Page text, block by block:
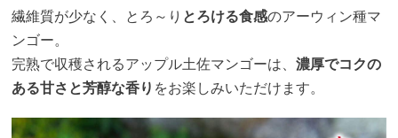
繊維質が少なく、とろ～り とろける食感のアーウィン種マ
ンゴー。
完熟で収穫されるアップル土佐マンゴーは、 濃厚でコクの
ある甘さと芳醇な香り をお楽しみいただけます。